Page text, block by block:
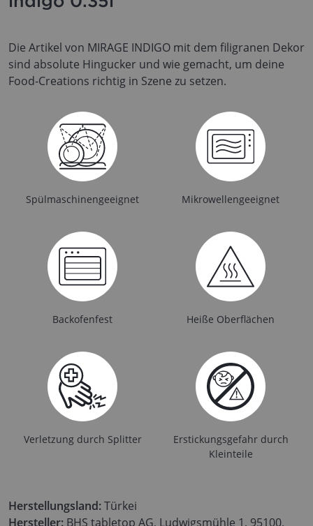
Die Artikel von MIRAGE INDIGO mit dem filigranen Dekor
sind absolute Hingucker und wie gemacht, um deine
Food-Creations richtig in Szene zu setzen.
Spülmaschinengeeignet Mikrowellengeeignet
Backofenfest Heiße Oberflächen
Verletzung durch Splitter
Erstickungsgefahr durch
Kleinteile
Herstellungsland:Türkei
Hersteller: BHS tabletop AG, Ludwigsmühle 1, 95100,